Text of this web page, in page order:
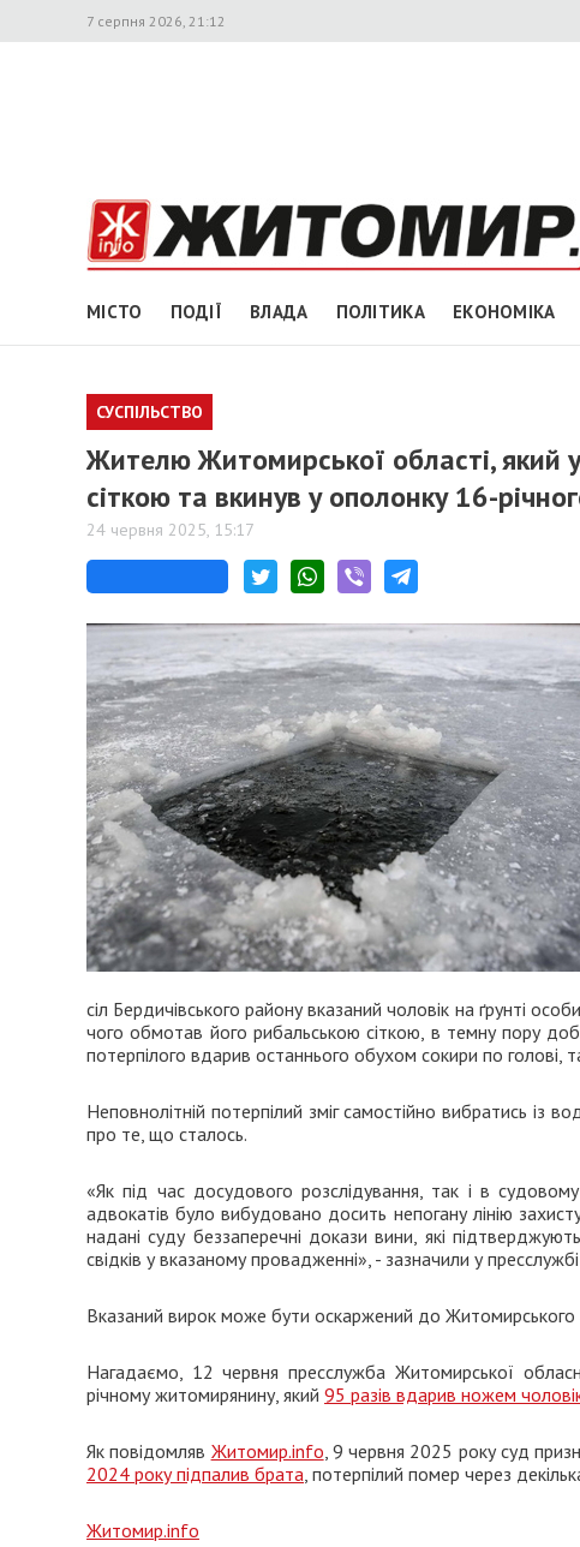
7 серпня 2026, 21:12
МІСТО ПОДІЇ ВЛАДА ПОЛІТИКА ЕКОНОМІКА
СУСПІЛЬСТВО
Жителю Житомирської області, який
сіткою та вкинув у ополонку 16-
24 червня 2025, 15:17
сіл Бердичівського району вказаний чоловік на ґрунті
чого обмотав його рибальською сіткою, в темну пору
потерпілого вдарив останнього обухом сокири по голові,
Неповнолітній потерпілий зміг самостійно вибратись із
про те, що сталось.
«Як під час досудового розслідування, так і в
адвокатів було вибудовано досить непогану лінію
надані суду беззаперечні докази вини, які
свідків у вказаному провадженні», - зазначили у
Вказаний вирок може бути оскаржений до Житомирського
Нагадаємо, 12 червня пресслужба Житомирської
річному житомирянину, який 95 разів вдарив ножем
Як повідомляв Житомир.info, 9 червня 2025 року суд
2024 року підпалив брата, потерпілий помер через
Житомир.info